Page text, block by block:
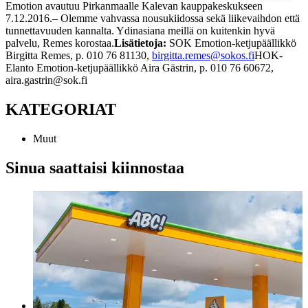
Emotion avautuu Pirkanmaalle Kalevan kauppakeskukseen
7.12.2016.– Olemme vahvassa nousukiidossa sekä liikevaihdon että
tunnettavuuden kannalta. Ydinasiana meillä on kuitenkin hyvä
palvelu, Remes korostaa.Lisätietoja: SOK Emotion-ketjupäällikkö
Birgitta Remes, p. 010 76 81130, birgitta.remes@sokos.fiHOK-
Elanto Emotion-ketjupäällikkö Aira Gästrin, p. 010 76 60672,
aira.gastrin@sok.fi
KATEGORIAT
Muut
Sinua saattaisi kiinnostaa